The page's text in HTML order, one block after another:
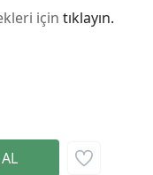
için tıklayın.